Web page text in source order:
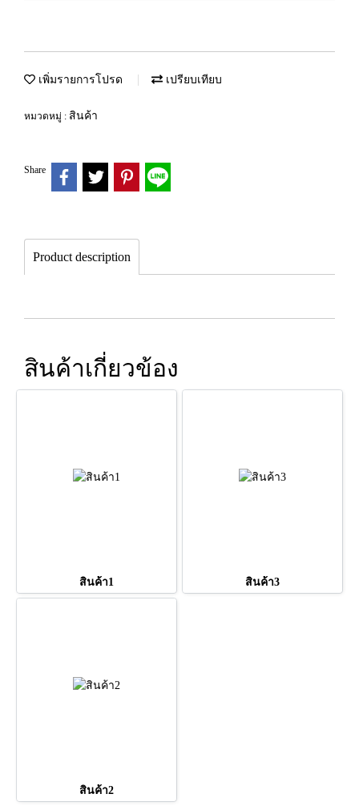
เพิ่มรายการโปรด เปรียบเทียบ
หมวดหมู่ : สินค้า
Share
Product description
สินค้าเกี่ยวข้อง
สินค้า1 สินค้า3
สินค้า2